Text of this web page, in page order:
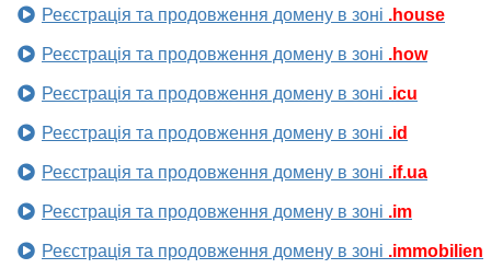
Реєстрація та продовження домену в зоні .house
Реєстрація та продовження домену в зоні .how
Реєстрація та продовження домену в зоні .icu
Реєстрація та продовження домену в зоні .id
Реєстрація та продовження домену в зоні .if.ua
Реєстрація та продовження домену в зоні .im
Реєстрація та продовження домену в зоні .immobilien